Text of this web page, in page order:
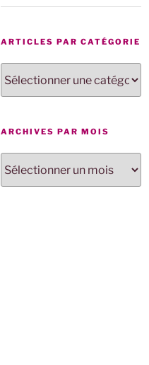
ARTICLES PAR CATÉGORIE
par
catégorie
ARCHIVES PAR MOIS
par
mois